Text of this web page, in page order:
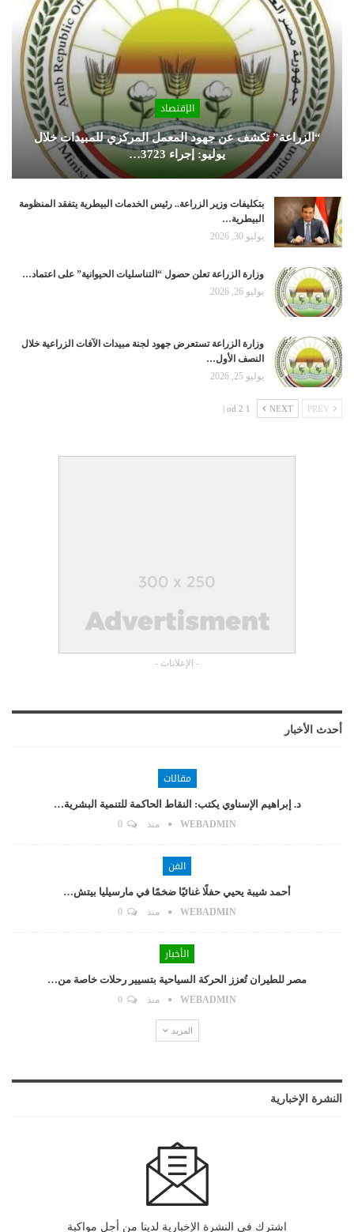
الإقتصاد
“الزراعة” تكشف عن جهود المعمل المركزي للمبيدات خلال
يوليو: إجراء 3723…
بتكليفات وزير الزراعة.. رئيس الخدمات البيطرية يتفقد المنظومة
البيطرية…
يوليو 30, 2026
وزارة الزراعة تعلن حصول “التناسليات الحيوانية” على اعتماد…
يوليو 26, 2026
وزارة الزراعة تستعرض جهود لجنة مبيدات الآفات الزراعية خلال
النصف الأول…
يوليو 25, 2026
NEXT
1 od 2 |
- الإعلانات -
أحدث الأخبار
مقالات
د. إبراهيم الإسناوي يكتب: النقاط الحاكمة للتنمية البشرية…
WEBADMIN منذ
الفن
أحمد شيبة يحيي حفلًا غنائيًا ضخمًا في مارسيليا بيتش…
WEBADMIN منذ
الأخبار
مصر للطيران تُعزز الحركة السياحية بتسيير رحلات خاصة من…
WEBADMIN منذ
المزيد
النشرة الإخبارية
اشترك في النشرة الإخبارية لدينا من أجل مواكبة